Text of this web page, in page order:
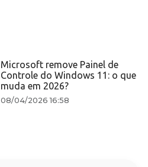
Microsoft remove Painel de
Controle do Windows 11: o que
muda em 2026?
08/04/2026 16:58